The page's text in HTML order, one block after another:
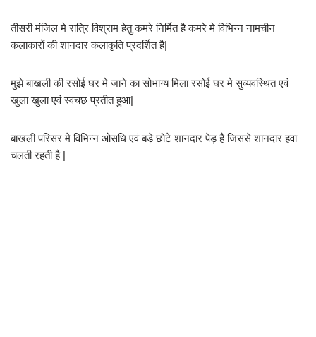
तीसरी मंजिल मे रात्रि विश्राम हेतु कमरे निर्मित है कमरे मे विभिन्न नामचीन
कलाकारों की शानदार कलाकृति प्रदर्शित है|
मुझे बाखली की रसोई घर मे जाने का सोभाग्य मिला रसोई घर मे सुव्यवस्थित एवं
खुला खुला एवं स्वचछ प्रतीत हुआ|
बाखली परिसर मे विभिन्न ओसधि एवं बड़े छोटे शानदार पेड़ है जिससे शानदार हवा
चलती रहती है |